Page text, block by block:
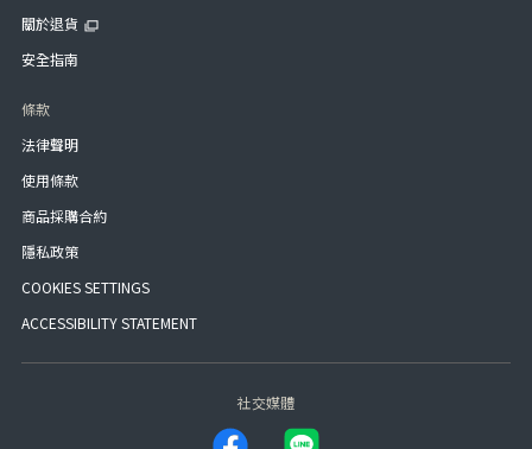
關於退貨
安全指南
條款
法律聲明
使用條款
商品採購合約
隱私政策
COOKIES SETTINGS
ACCESSIBILITY STATEMENT
社交媒體